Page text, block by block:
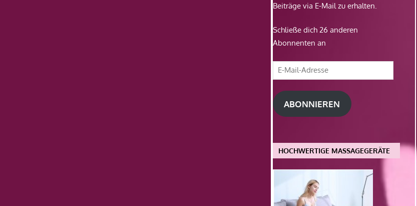
Beiträge via E-Mail zu erhalten.
Schließe dich 26 anderen
Abonnenten an
E-
Mail-
Adresse
ABONNIEREN
HOCHWERTIGE MASSAGEGERÄTE